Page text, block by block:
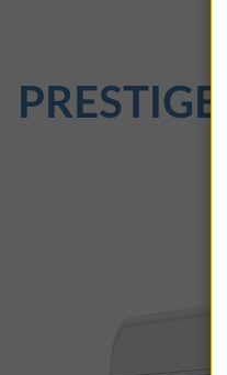
PRESTIGE